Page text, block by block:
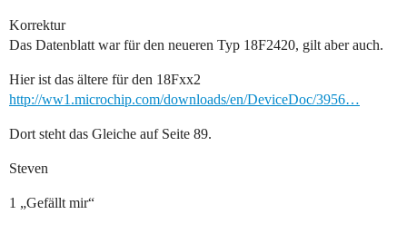
Korrektur
Das Datenblatt war für den neueren Typ 18F2420, gilt aber auch.
Hier ist das ältere für den 18Fxx2
http://ww1.microchip.com/downloads/en/DeviceDoc/3956…
Dort steht das Gleiche auf Seite 89.
Steven
1 „Gefällt mir“